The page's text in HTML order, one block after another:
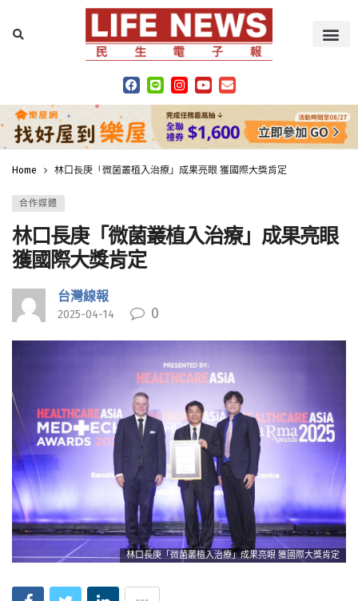
Home 林口長庚「微菌叢植入治療」成果亮眼 獲國際大獎肯定
合作媒體
林口長庚「微菌叢植入治療」成果亮眼
獲國際大獎肯定
台灣線報
2025-04-14 0
林口長庚「微菌叢植入治療」成果亮眼 獲國際大獎肯定